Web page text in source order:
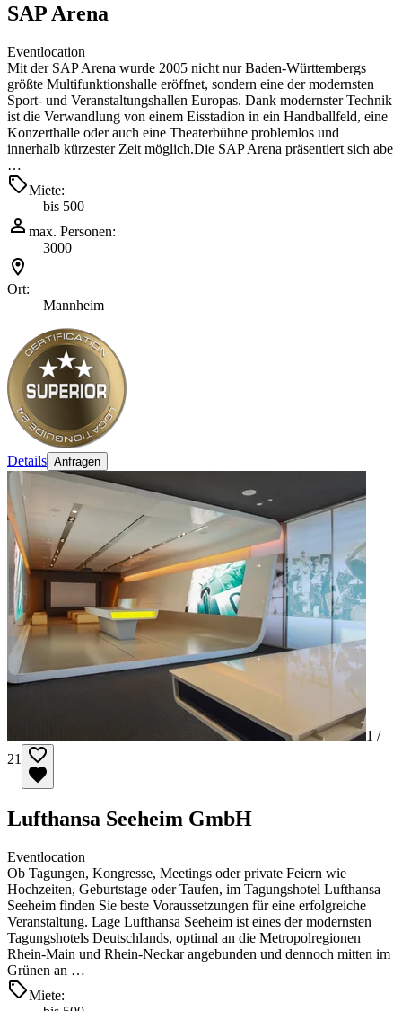
SAP Arena
Eventlocation
Mit der SAP Arena wurde 2005 nicht nur Baden-Württembergs
größte Multifunktionshalle eröffnet, sondern eine der modernsten
Sport- und Veranstaltungshallen Europas. Dank modernster Technik
ist die Verwandlung von einem Eisstadion in ein Handballfeld, eine
Konzerthalle oder auch eine Theaterbühne problemlos und
innerhalb kürzester Zeit möglich.Die SAP Arena präsentiert sich abe
…
Miete:
bis 500
max. Personen:
3000
Ort:
Mannheim
Details Anfragen
1 /
21
Lufthansa Seeheim GmbH
Eventlocation
Ob Tagungen, Kongresse, Meetings oder private Feiern wie
Hochzeiten, Geburtstage oder Taufen, im Tagungshotel Lufthansa
Seeheim finden Sie beste Voraussetzungen für eine erfolgreiche
Veranstaltung. Lage Lufthansa Seeheim ist eines der modernsten
Tagungshotels Deutschlands, optimal an die Metropolregionen
Rhein-Main und Rhein-Neckar angebunden und dennoch mitten im
Grünen an …
Miete: